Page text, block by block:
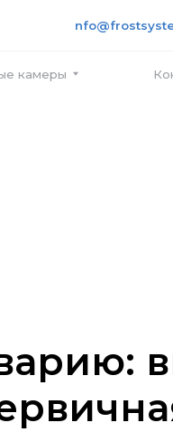
+7
info@frostsystems.ru
ПН-ПТ с